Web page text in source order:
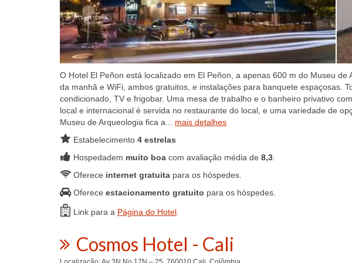
O Hotel El Peñon está localizado em El Peñon, a apenas 600 m do Museu
da manhã e WiFi, ambos gratuitos, e instalações para banquete espaçosas.
condicionado, TV e frigobar. Uma mesa de trabalho e o banheiro privativo
local e internacional é servida no restaurante do local, e uma variedade de
Museu de Arqueologia fica a... mais detalhes
Estabelecimento 4 estrelas
Hospedadem muito boa com avaliação média de 8,3
Oferece internet gratuita para os hóspedes.
Oferece estacionamento gratuito para os hóspedes.
Link para a Página do Hotel
Cosmos Hotel - Cali